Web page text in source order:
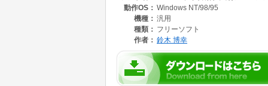
改変項目
1.全て半角文字、全角半角文字の混合に対
2.エラー処理を追加
動作OS： Windows NT/98/95
機種： 汎用
種類： フリーソフト
作者： 鈴木 博幸